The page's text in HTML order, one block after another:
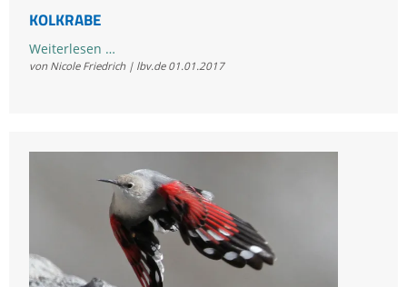
KOLKRABE
Weiterlesen …
von Nicole Friedrich | lbv.de 01.01.2017